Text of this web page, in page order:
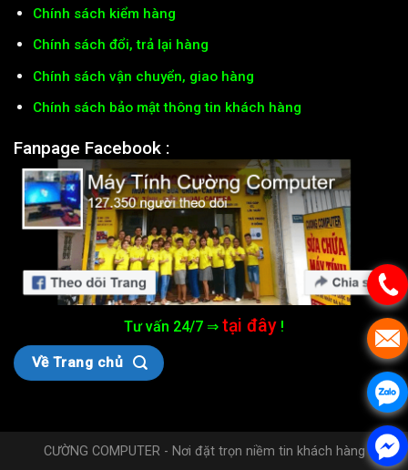
Chính sách kiểm hàng
Chính sách đổi, trả lại hàng
Chính sách vận chuyển, giao hàng
Chính sách bảo mật thông tin khách hàng
Fanpage Facebook :
Tư vấn 24/7 ⇒ tại đây !
Về Trang chủ
CƯỜNG COMPUTER - Nơi đặt trọn niềm tin khách hàng